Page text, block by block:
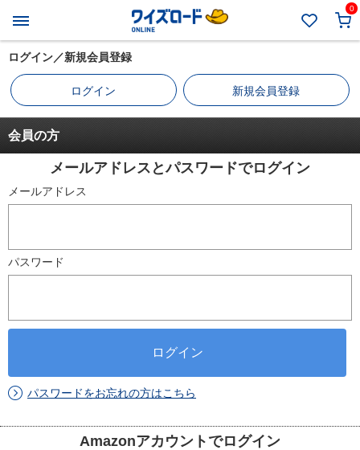
0
ログイン／新規会員登録
ログイン 新規会員登録
会員の方
メールアドレスとパスワードでログイン
メールアドレス
パスワード
パスワードをお忘れの方はこちら
Amazonアカウントでログイン